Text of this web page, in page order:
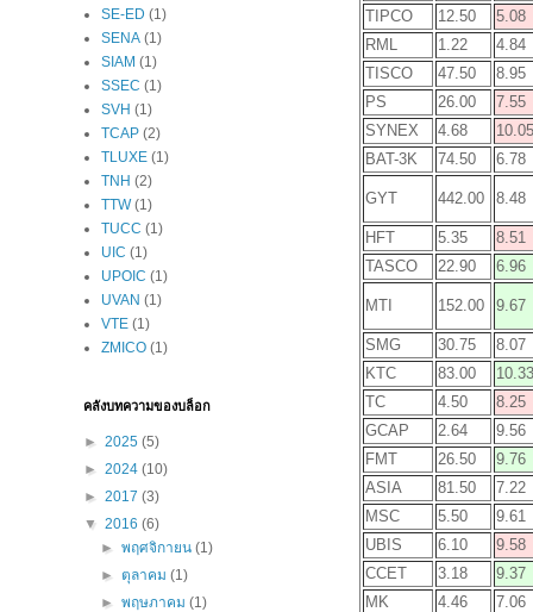
TIPCO
12.50
5.08
RML
1.22
4.84
TISCO
47.50
8.95
PS
26.00
7.55
SYNEX
4.68
10.05
BAT-3K
74.50 6.78
GYT 442.00 8.48
HFT 5.35
8.51
TASCO
22.90 6.96
MTI 152.00 9.67
SMG 30.75
8.07
KTC
83.00
10.33
TC
4.50
8.25
GCAP
2.64
9.56
FMT
26.50
9.76
ASIA
81.50
7.22
MSC
5.50
9.61
UBIS
6.10
9.58
CCET
3.18
9.37
MK
4.46
7.06
SE-ED (1)
SENA (1)
SIAM (1)
SSEC (1)
SVH (1)
TCAP (2)
TLUXE (1)
TNH (2)
TTW (1)
TUCC (1)
UIC (1)
UPOIC (1)
UVAN (1)
VTE (1)
ZMICO (1)
คลังบทความของบล็อก
► 2025 (5)
► 2024 (10)
► 2017 (3)
▼ 2016 (6)
►พฤศจิกายน(1)
►ตุลาคม(1)
►พฤษภาคม(1)